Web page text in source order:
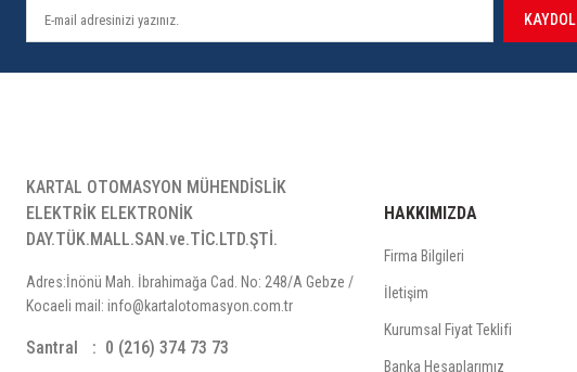
KAYDOL
KARTAL OTOMASYON MÜHENDİSLİK
ELEKTRİK ELEKTRONİK
DAY.TÜK.MALL.SAN.ve.TİC.LTD.ŞTİ.
Adres:İnönü Mah. İbrahimağa Cad. No: 248/A Gebze /
Kocaeli mail: info@kartalotomasyon.com.tr
Santral 0 (216) 374 73 73
HAKKIMIZDA
Firma Bilgileri
İletişim
Kurumsal Fiyat Teklifi
Banka Hesaplarımız